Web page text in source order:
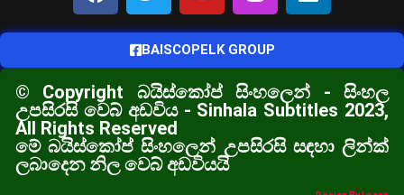
BAISCOPELK GROUP
© Copyright බයිස්කෝප් සිංහලෙන් - සිංහල
උපසිරසි වෙබ් අඩවිය - Sinhala Subtitles 2023,
All Rights Reserved
මේ බයිස්කෝප් සිංහලෙන් උපසිරසි සඳහා ලින්ක්
ලබාදෙන නිල වෙබ් අඩවියයි